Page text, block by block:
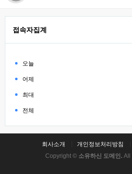
접속자집계
오늘
어제
최대
전체
회사소개 개인정보처리방침
Copyright © 소유하신 도메인. All